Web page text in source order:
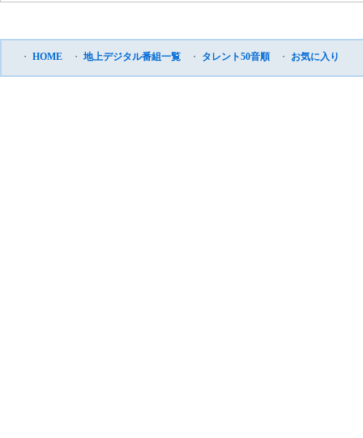
・ HOME ・ 地上デジタル番組一覧 ・ タレント50音順 ・ お気に入り